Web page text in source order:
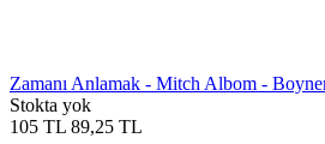
Zamanı Anlamak - Mitch Albom - Boyner
Stokta yok
105 TL 89,25 TL